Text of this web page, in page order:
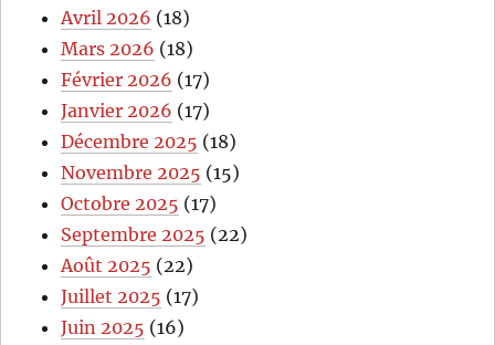
Avril 2026 (18)
Mars 2026 (18)
Février 2026 (17)
Janvier 2026 (17)
Décembre 2025 (18)
Novembre 2025 (15)
Octobre 2025 (17)
Septembre 2025 (22)
Août 2025 (22)
Juillet 2025 (17)
Juin 2025 (16)